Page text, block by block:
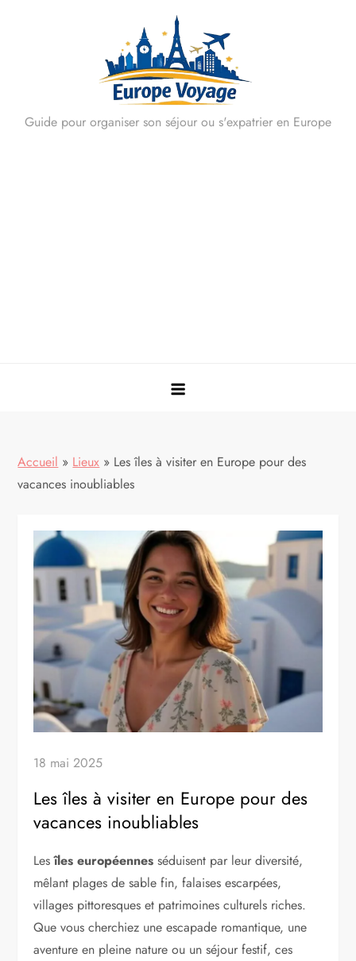
Guide pour organiser son séjour ou s'expatrier en Europe
Accueil » Lieux » Les îles à visiter en Europe pour des
vacances inoubliables
18 mai 2025
Les îles à visiter en Europe pour des
vacances inoubliables
Lesîles européennes séduisent par leur diversité,
mêlant plages de sable fin, falaises escarpées,
villages pittoresques et patrimoines culturels riches.
Que vous cherchiez une escapade romantique, une
aventure en pleine nature ou un séjour festif, ces